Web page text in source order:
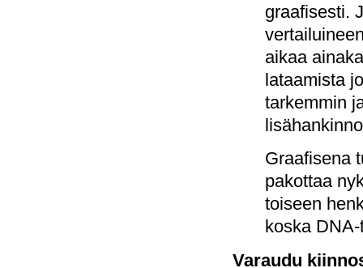
graafisesti.
aikaa
lataamista
tarkemmin
Graafisena
pakottaa
toiseen
koska
Varaudu